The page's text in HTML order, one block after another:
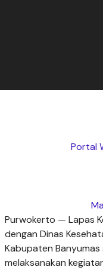
Portal
Purwokerto — Lapas
dengan Dinas
Kabupaten
melaksanakan